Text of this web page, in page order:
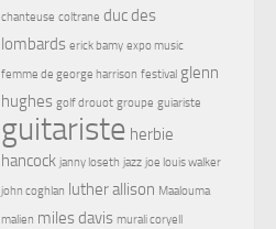
chanteuse coltrane duc des
lombards erick bamy expo music
femme de george harrison festival glenn
hughes golf drouot groupe guiariste
guitariste herbie
hancock janny loseth jazz joe louis walker
john coghlan luther allison Maalouma
malien miles davis murali coryell